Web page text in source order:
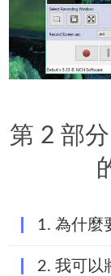
第 2 部
1. 為什麼
2. 我可以